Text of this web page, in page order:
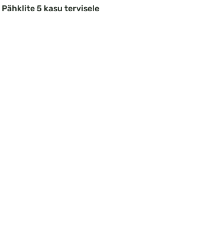
Pähklite 5 kasu tervisele